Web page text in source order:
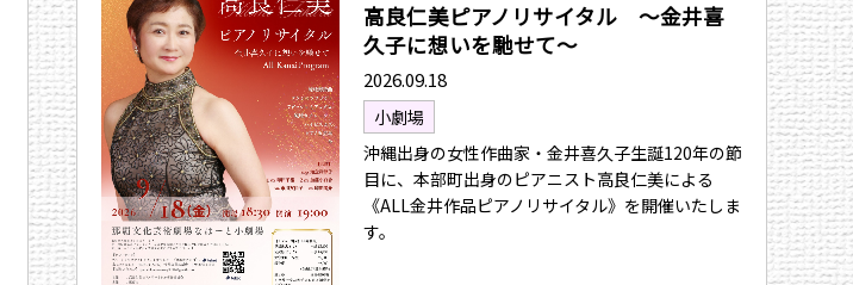
高良仁美ピアノリサイタル 〜金井喜
久子に想いを馳せて〜
2026.09.18
小劇場
沖縄出身の女性作曲家・金井喜久子生誕120年の節
目に、本部町出身のピアニスト高良仁美による
《ALL金井作品ピアノリサイタル》を開催いたしま
す。